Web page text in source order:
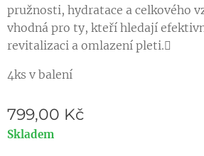
pružnosti, hydratace a celkového
vhodná pro ty, kteří hledají
revitalizaci a omlazení pleti.
4ks v balení
799,00 Kč
Skladem